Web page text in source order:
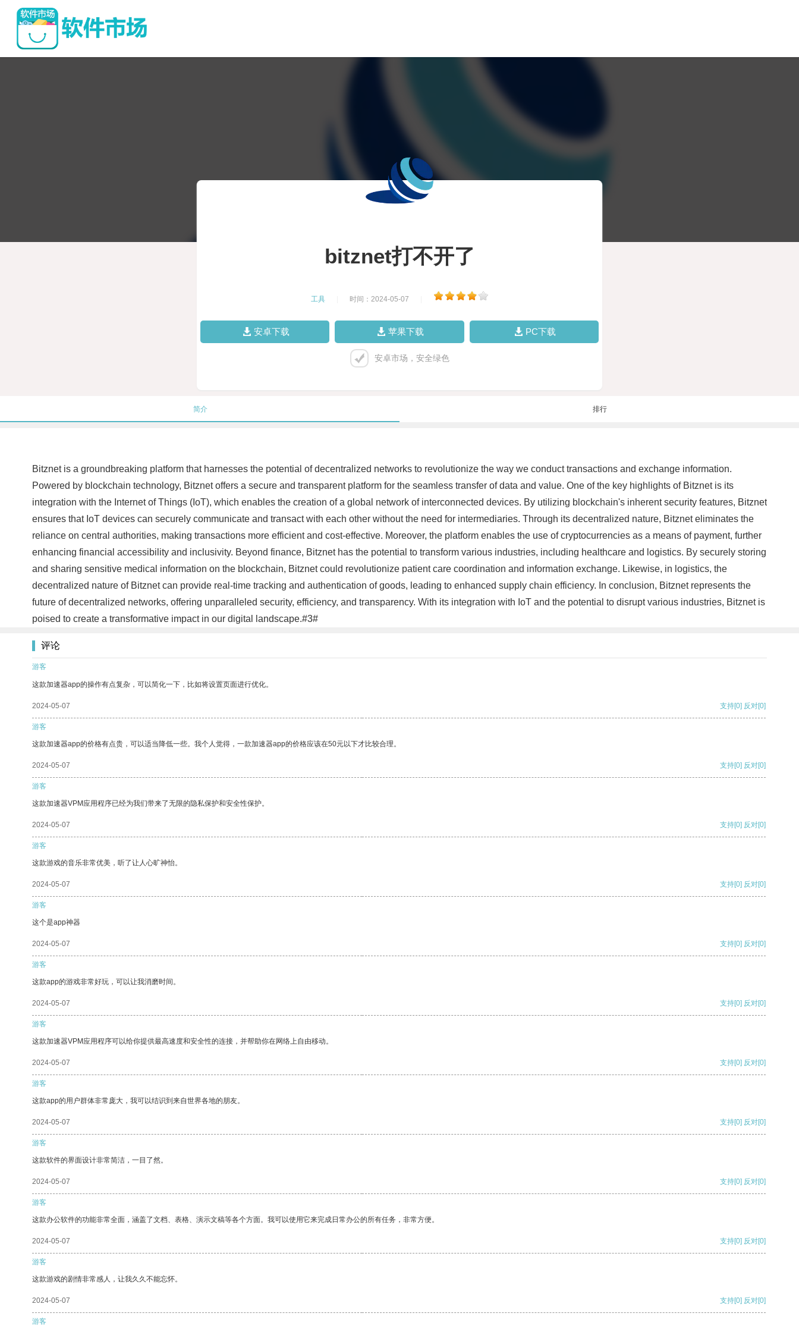
bitznet打不开了
工具 时间：2024-05-07
安卓下载 苹果下载 PC下载
安卓市场，安全绿色
简介 排行
Bitznet is a groundbreaking platform that harnesses the potential of decentralized networks to revolutionize the way we conduct transactions and exchange information.
Powered by blockchain technology, Bitznet offers a secure and transparent platform for the seamless transfer of data and value. One of the key highlights of Bitznet is its
integration with the Internet of Things (IoT), which enables the creation of a global network of interconnected devices. By utilizing blockchain's inherent security features, Bitznet
ensures that IoT devices can securely communicate and transact with each other without the need for intermediaries. Through its decentralized nature, Bitznet eliminates the
reliance on central authorities, making transactions more efficient and cost-effective. Moreover, the platform enables the use of cryptocurrencies as a means of payment, further
enhancing financial accessibility and inclusivity. Beyond finance, Bitznet has the potential to transform various industries, including healthcare and logistics. By securely storing
and sharing sensitive medical information on the blockchain, Bitznet could revolutionize patient care coordination and information exchange. Likewise, in logistics, the
decentralized nature of Bitznet can provide real-time tracking and authentication of goods, leading to enhanced supply chain efficiency. In conclusion, Bitznet represents the
future of decentralized networks, offering unparalleled security, efficiency, and transparency. With its integration with IoT and the potential to disrupt various industries, Bitznet is
poised to create a transformative impact in our digital landscape.#3#
评论
游客
这款加速器app的操作有点复杂，可以简化一下，比如将设置页面进行优化。
2024-05-07 支持[0] 反对[0]
游客
这款加速器app的价格有点贵，可以适当降低一些。我个人觉得，一款加速器app的价格应该在50元以下才比较合理。
2024-05-07 支持[0] 反对[0]
游客
这款加速器VPM应用程序已经为我们带来了无限的隐私保护和安全性保护。
2024-05-07 支持[0] 反对[0]
游客
这款游戏的音乐非常优美，听了让人心旷神怡。
2024-05-07 支持[0] 反对[0]
游客
这个是app神器
2024-05-07 支持[0] 反对[0]
游客
这款app的游戏非常好玩，可以让我消磨时间。
2024-05-07 支持[0] 反对[0]
游客
这款加速器VPM应用程序可以给你提供最高速度和安全性的连接，并帮助你在网络上自由移动。
2024-05-07 支持[0] 反对[0]
游客
这款app的用户群体非常庞大，我可以结识到来自世界各地的朋友。
2024-05-07 支持[0] 反对[0]
游客
这款软件的界面设计非常简洁，一目了然。
2024-05-07 支持[0] 反对[0]
游客
这款办公软件的功能非常全面，涵盖了文档、表格、演示文稿等各个方面。我可以使用它来完成日常办公的所有任务，非常方便。
2024-05-07 支持[0] 反对[0]
游客
这款游戏的剧情非常感人，让我久久不能忘怀。
2024-05-07 支持[0] 反对[0]
游客